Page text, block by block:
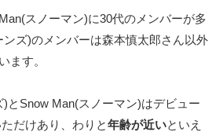
スノーマン)に30代のメンバーが多
ンズ)のメンバーは森本慎太郎さん以外
ます。
とSnow Man(スノーマン)はデビュー
だけあり、わりと年齢が近いといえ